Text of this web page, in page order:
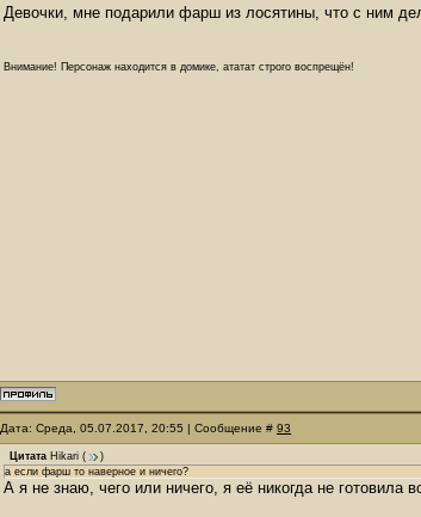
Девочки, мне подарили фарш из лосятины, что с ним
Внимание! Персонаж находится в домике, ататат строго воспрещён!
Дата: Среда, 05.07.2017, 20:55 | Сообщение # 93
Цитата Hikari (
)
а если фарш то наверное и ничего?
А я не знаю, чего или ничего, я её никогда не